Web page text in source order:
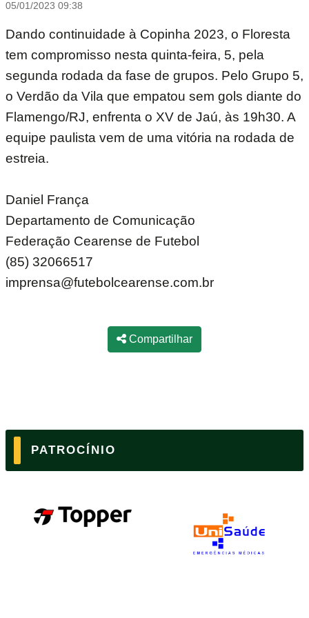
05/01/2023 09:38
Dando continuidade à Copinha 2023, o Floresta
tem compromisso nesta quinta-feira, 5, pela
segunda rodada da fase de grupos. Pelo Grupo 5,
o Verdão da Vila que empatou sem gols diante do
Flamengo/RJ, enfrenta o XV de Jaú, às 19h30. A
equipe paulista vem de uma vitória na rodada de
estreia.
Daniel França
Departamento de Comunicação
Federação Cearense de Futebol
(85) 32066517
imprensa@futebolcearense.com.br
Compartilhar
PATROCÍNIO